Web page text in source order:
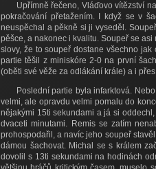
Upřímně řečeno, Vláďovo vítězství
pokračování přetažením. I když se v
neuspěchal a pěkně si ji vyseděl.
pěšce, a nakonec i kvalitu. Soupeř se
slovy, že to soupeř dostane všechno
partie těšil z miniskóre 2-0 na první
(oběti své věže za odlákání krále) a i
Poslední partie byla infarktová.
velmi, ale opravdu velmi pomalu do
nějakými 15ti sekundami a já si
dvaceti minutami. Remis se zatím
prohospodařil, a navíc jeho soupeř
dámou šachovat. Michal se s králem
dovolil s 13ti sekundami na hodinách